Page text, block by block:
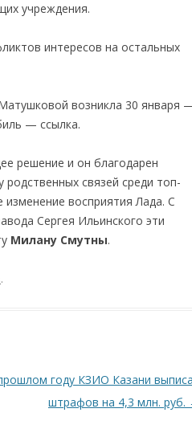
учреждения.
интересов на остальных
возникла 30 января
— ссылка.
решение и он благодарен
родственных связей среди топ-
восприятия Лада. С
Сергея Ильинского эти
Милану Смутны.
.
году КЗИО Казани
штрафов на 4,3 млн. руб.